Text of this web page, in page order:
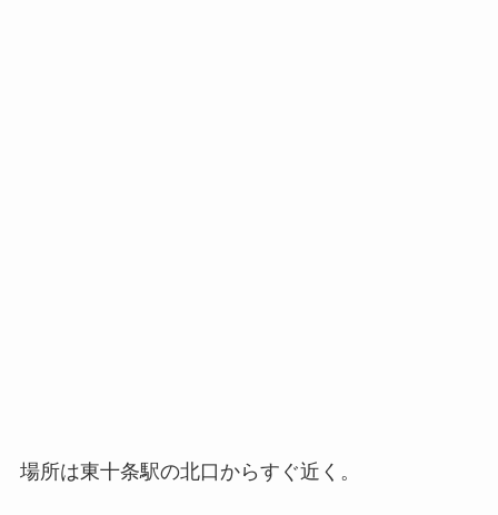
場所は東十条駅の北口からすぐ近く。